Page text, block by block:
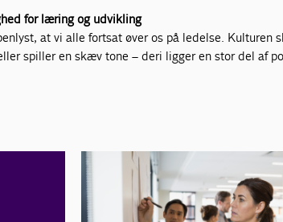
for læring og udvikling
at vi alle fortsat øver os på ledelse. Kulturen
spiller en skæv tone – deri ligger en stor del af